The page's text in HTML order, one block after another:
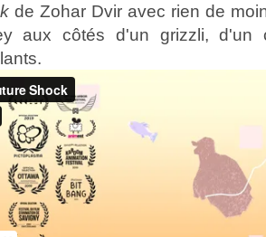
de Zohar Dvir avec rien de
aux côtés d'un grizzli,